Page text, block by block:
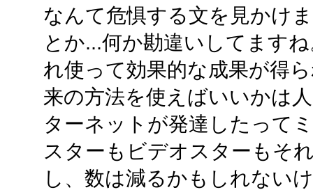
なんて危惧する文を見かけ
とか...何か勘違いしてます
れ使って効果的な成果が得
来の方法を使えばいいかは
ターネットが発達したって
スターもビデオスターもそ
し、数は減るかもしれない